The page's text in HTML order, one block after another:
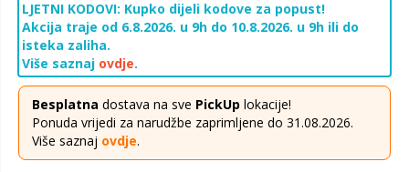
LJETNI KODOVI: Kupko dijeli kodove za popust!
Akcija traje od 6.8.2026. u 9h do 10.8.2026. u 9h ili do
isteka zaliha.
Više saznaj ovdje.
Besplatna dostava na sve PickUp lokacije!
Ponuda vrijedi za narudžbe zaprimljene do 31.08.2026.
Više saznaj ovdje.